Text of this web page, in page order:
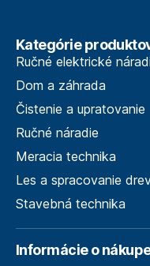
Kategórie
Ručné elektrické
Dom a záhrada
Čistenie a upratovanie
Ručné náradie
Meracia technika
Les a spracovanie
Stavebná technika
Informácie o